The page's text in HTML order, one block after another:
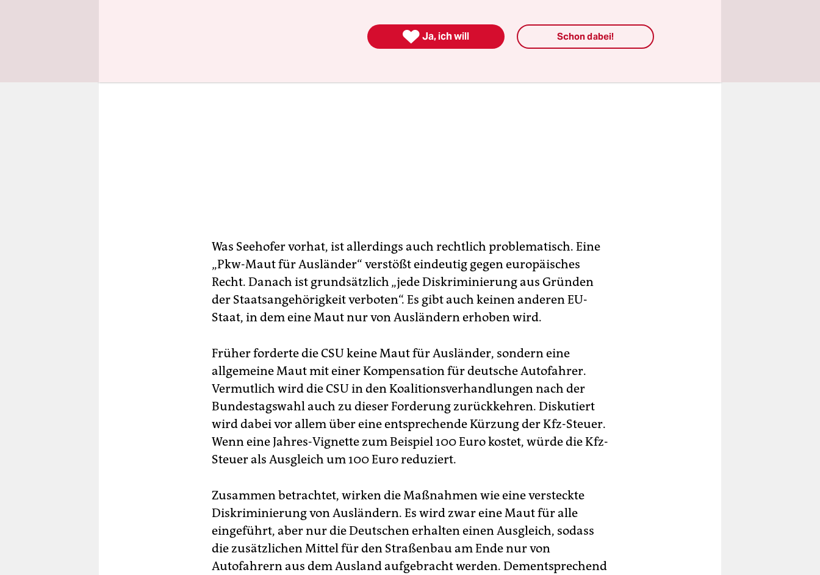
Was Seehofer vorhat, ist allerdings auch rechtlich problematisch. Eine
„Pkw-Maut für Ausländer“ verstößt eindeutig gegen europäisches
Recht. Danach ist grundsätzlich „jede Diskriminierung aus Gründen
der Staatsangehörigkeit verboten“. Es gibt auch keinen anderen EU-
Staat, in dem eine Maut nur von Ausländern erhoben wird.
Früher forderte die CSU keine Maut für Ausländer, sondern eine
allgemeine Maut mit einer Kompensation für deutsche Autofahrer.
Vermutlich wird die CSU in den Koalitionsverhandlungen nach der
Bundestagswahl auch zu dieser Forderung zurückkehren. Diskutiert
wird dabei vor allem über eine entsprechende Kürzung der Kfz-Steuer.
Wenn eine Jahres-Vignette zum Beispiel 100 Euro kostet, würde die Kfz-
Steuer als Ausgleich um 100 Euro reduziert.
Zusammen betrachtet, wirken die Maßnahmen wie eine versteckte
Diskriminierung von Ausländern. Es wird zwar eine Maut für alle
eingeführt, aber nur die Deutschen erhalten einen Ausgleich, sodass
die zusätzlichen Mittel für den Straßenbau am Ende nur von
Autofahrern aus dem Ausland aufgebracht werden. Dementsprechend
 Ja, ich will Schon dabei!